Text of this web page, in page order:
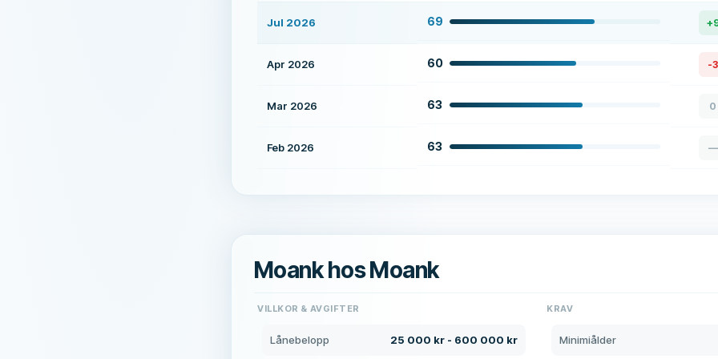
Jul 2026 69 +
Apr 2026 60 -3
Mar 2026 63 0
Feb 2026 63 —
Moank hos Moank
VILLKOR & AVGIFTER
Lånebelopp 25 000 kr - 600 000 kr
KRAV
Minimiålder